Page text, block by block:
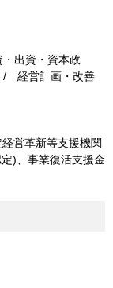
出資・資本政
経営計画・改善
営革新等支援機関
)、事業復活支援金